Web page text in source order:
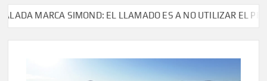
MARCA SIMOND: EL LLAMADO ES A NO UTILIZAR EL